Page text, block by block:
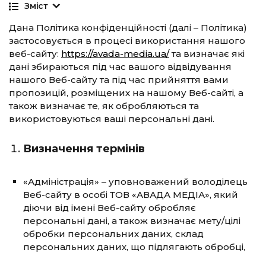
Зміст
Дана Політика конфіденційності (далі – Політика)
застосовується в процесі використання нашого
веб-сайту: https://avada-media.ua/та визначає які
дані збираються під час вашого відвідування
нашого Веб-сайту та під час прийняття вами
пропозицій, розміщених на нашому Веб-сайті, а
також визначає те, як обробляються та
використовуються ваші персональні дані.
Визначення термінів
«Адміністрація» – уповноважений володілець
Веб-сайту в особі ТОВ «АВАДА МЕДІА», який
діючи від імені Веб-сайту обробляє
персональні дані, а також визначає мету/цілі
обробки персональних даних, склад
персональних даних, що підлягають обробці,